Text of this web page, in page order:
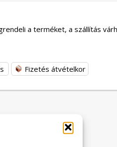
a terméket, a szállítás
Fizetés átvételkor